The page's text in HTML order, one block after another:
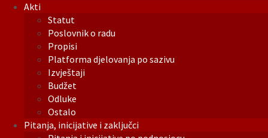
Akti
Statut
Poslovnik o radu
Propisi
Platforma djelovanja po sazivu
Izvještaji
Budžet
Odluke
Ostalo
Pitanja, inicijative i zaključci